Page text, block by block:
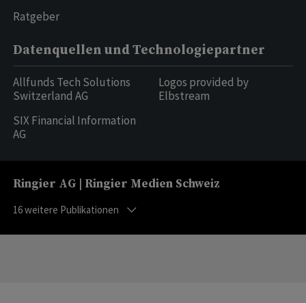
Ratgeber
Datenquellen und Technologiepartner
Allfunds Tech Solutions
Switzerland AG
SIX Financial Information
AG
Logos provided by
Elbstream
Ringier AG | Ringier Medien Schweiz
16weitere Publikationen